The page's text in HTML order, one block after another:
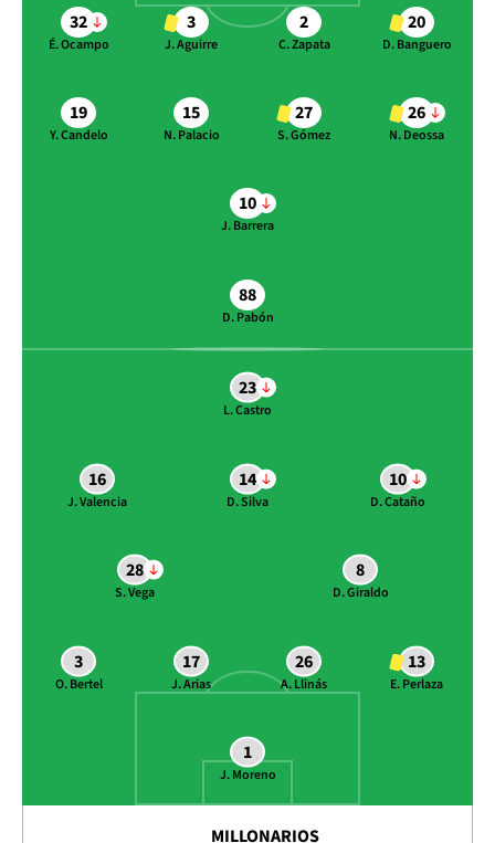
32
É. Ocampo
3
J. Aguirre
2
C. Zapata
20
D. Banguero
19
Y. Candelo
15
N. Palacio
27
S. Gómez
26
N. Deossa
10
J. Barrera
88
D. Pabón
1
J. Moreno
13
E. Perlaza
26
A. Llinás
17
J. Arias
3
O. Bertel
8
D. Giraldo
28
S. Vega
10
D. Cataño
14
D. Silva
16
J. Valencia
23
L. Castro
MILLONARIOS